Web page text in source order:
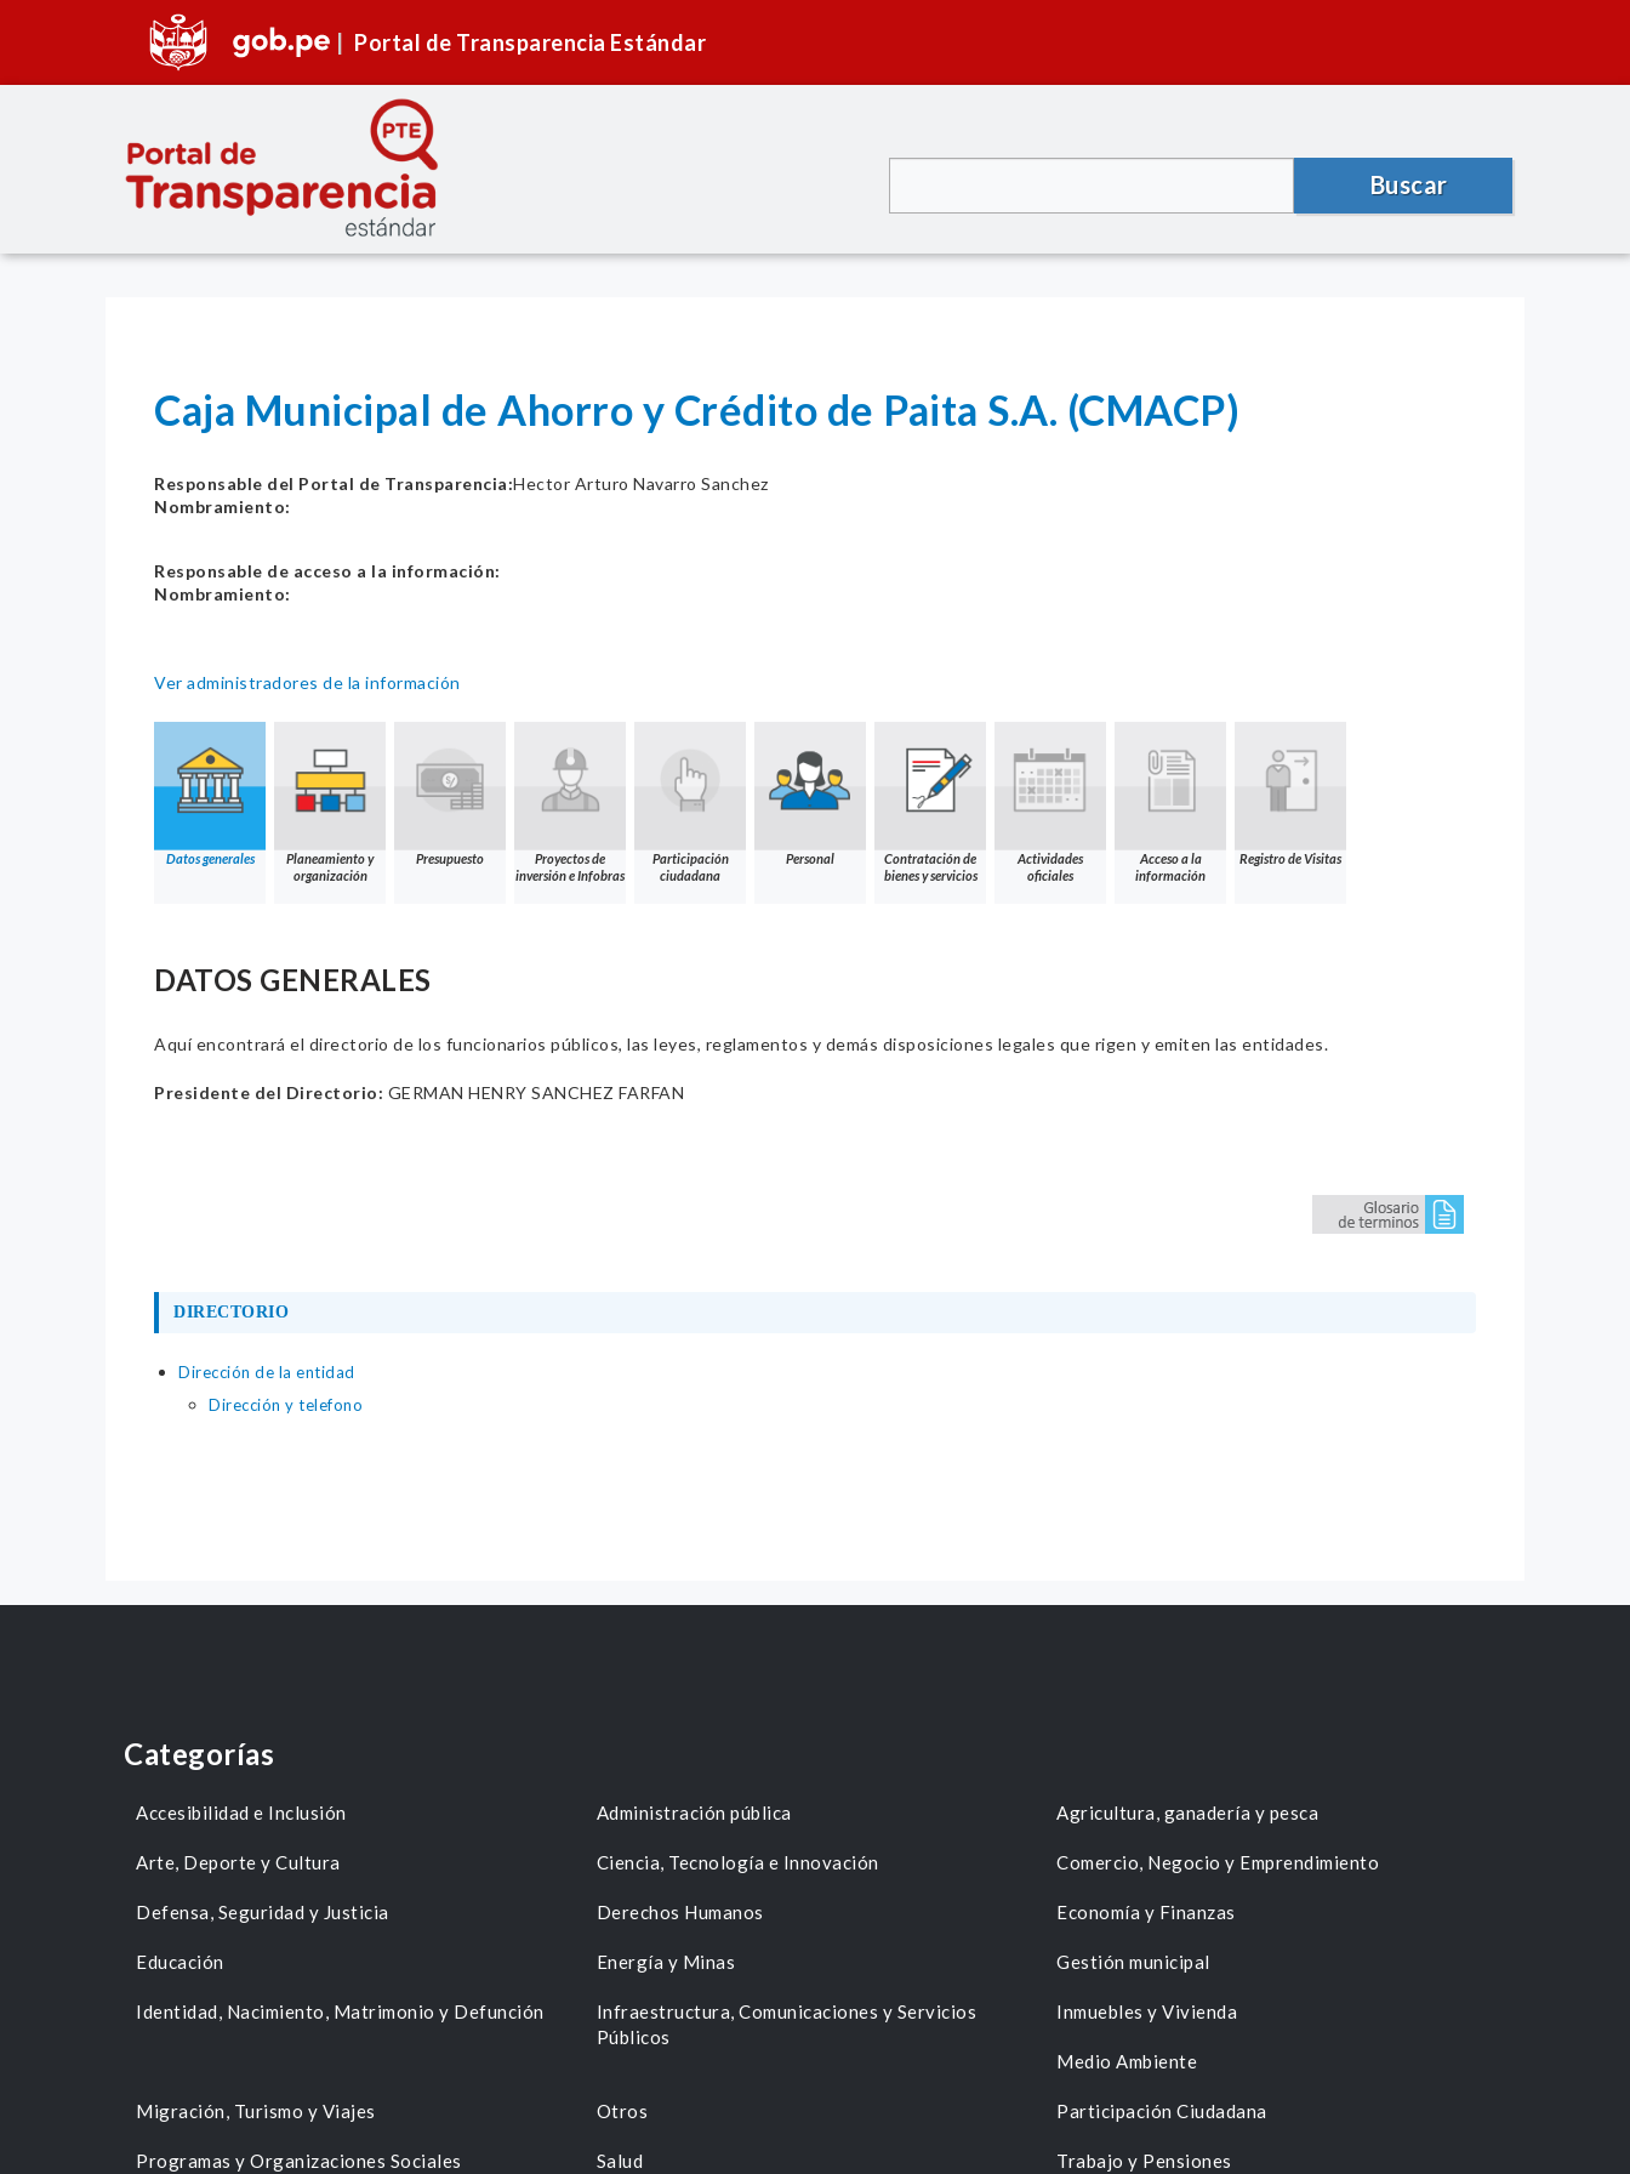
Portal de Transparencia Estándar
Buscar
Caja Municipal de Ahorro y Crédito de Paita S.A. (CMACP)
Responsable del Portal de Transparencia:Hector Arturo Navarro Sanchez
Nombramiento:
Responsable de acceso a la información:
Nombramiento:
Ver administradores de la información
Datos generales
Planeamiento y
organización
Presupuesto
Proyectos de
inversión e Infobras
Participación
ciudadana
Personal
Contratación de
bienes y servicios
Actividades
oficiales
Acceso a la
información
Registro de Visitas
DATOS GENERALES
Aquí encontrará el directorio de los funcionarios públicos, las leyes, reglamentos y demás disposiciones legales que rigen y emiten las entidades.
Presidente del Directorio: GERMAN HENRY SANCHEZ FARFAN
DIRECTORIO
Dirección de la entidad
Dirección y telefono
Categorías
Accesibilidad e Inclusión Administración pública Agricultura, ganadería y pesca
Arte, Deporte y Cultura Ciencia, Tecnología e Innovación Comercio, Negocio y Emprendimiento
Defensa, Seguridad y Justicia Derechos Humanos Economía y Finanzas
Educación Energía y Minas Gestión municipal
Identidad, Nacimiento, Matrimonio y Defunción
Infraestructura, Comunicaciones y Servicios
Públicos
Inmuebles y Vivienda
Medio Ambiente
Migración, Turismo y Viajes Otros Participación Ciudadana
Programas y Organizaciones Sociales Salud Trabajo y Pensiones